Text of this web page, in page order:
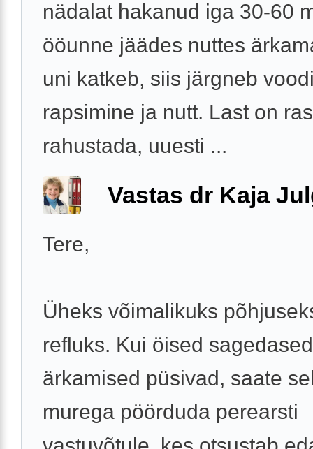
nädalat hakanud iga 30-60
ööunne jäädes nuttes
uni katkeb, siis järgneb
rapsimine ja nutt. Last on
rahustada, uuesti ...
Vastas dr Kaja
Tere,
Üheks võimalikuks
refluks. Kui öised sagedased
ärkamised püsivad, saate
murega pöörduda perearsti